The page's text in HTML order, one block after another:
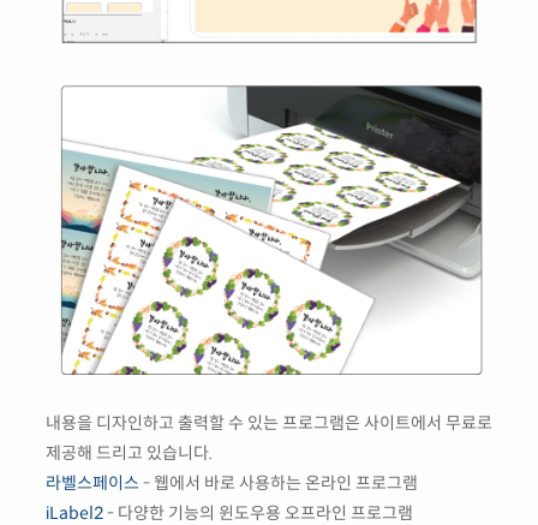
내용을 디자인하고 출력할 수 있는 프로그램은 사이트에서 무료로
제공해 드리고 있습니다.
라벨스페이스 - 웹에서 바로 사용하는 온라인 프로그램
iLabel2- 다양한 기능의 윈도우용 오프라인 프로그램